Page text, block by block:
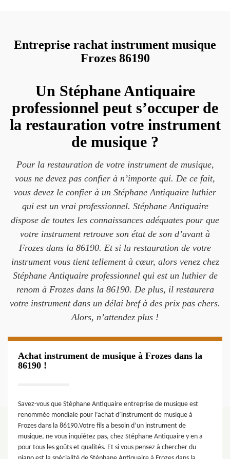
Entreprise rachat instrument musique
Frozes 86190
Un Stéphane Antiquaire
professionnel peut s’occuper de
la restauration votre instrument
de musique ?
Pour la restauration de votre instrument de musique,
vous ne devez pas confier à n’importe qui. De ce fait,
vous devez le confier à un Stéphane Antiquaire luthier
qui est un vrai professionnel. Stéphane Antiquaire
dispose de toutes les connaissances adéquates pour que
votre instrument retrouve son état de son d’avant à
Frozes dans la 86190. Et si la restauration de votre
instrument vous tient tellement à cœur, alors venez chez
Stéphane Antiquaire professionnel qui est un luthier de
renom à Frozes dans la 86190. De plus, il restaurera
votre instrument dans un délai bref à des prix pas chers.
Alors, n’attendez plus !
Achat instrument de musique à Frozes dans la
86190 !
Savez-vous que Stéphane Antiquaire entreprise de musique est
renommée mondiale pour l’achat d’instrument de musique à
Frozes dans la 86190.Votre fils a besoin d’un instrument de
musique, ne vous inquiétez pas, chez Stéphane Antiquaire y en a
pour tous les goûts et qualités. Et si vous pensez à chercher du